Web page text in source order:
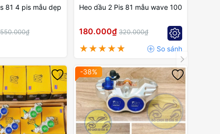
81 4 pis mẫu dẹp
550.000₫
Heo dầu 2 Pis 81 mẫu wave 100
180.000₫ 320.000₫
-38%